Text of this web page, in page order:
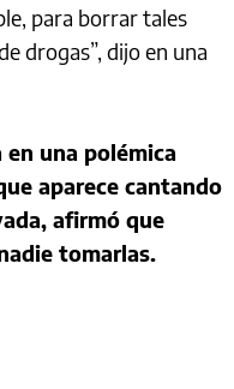
para borrar tales
drogas”, dijo en una
una polémica
aparece cantando
afirmó que
tomarlas.